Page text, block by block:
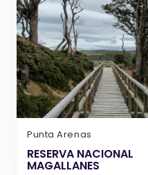
Punta Arenas
RESERVA NACIONAL
MAGALLANES